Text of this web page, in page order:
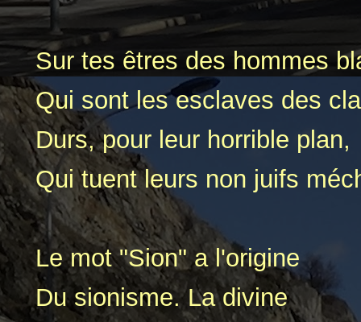
Sur tes êtres des hommes
Qui sont les esclaves des
Durs, pour leur horrible plan,
Qui tuent leurs non juifs
Le mot "Sion" a l'origine
Du sionisme. La divine